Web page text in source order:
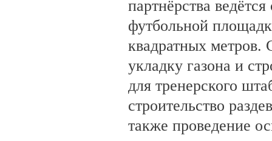
партнёрства
футбольной
квадратных метров.
укладку газона и
для тренерского
строительство
также проведение